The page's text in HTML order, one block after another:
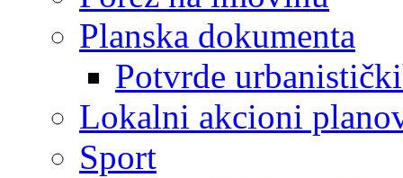
Planska dokumenta
Potvrde
Lokalni akcioni
Sport